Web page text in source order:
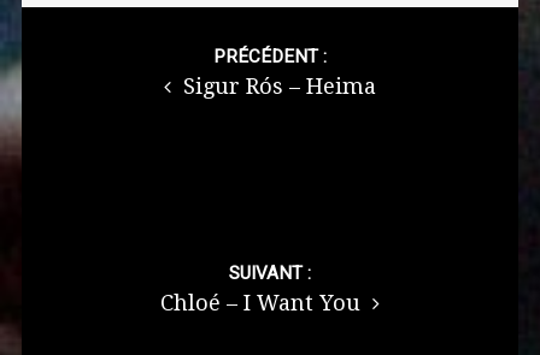
navigation
PRÉCÉDENT :
Sigur Rós – Heima
SUIVANT :
Chloé – I Want You